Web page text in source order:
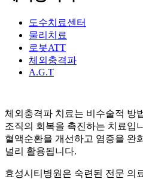
도수치료센터
물리치료
로봇ATT
체외충격파
A.G.T
체외충격파 치료는 비수술적 방
조직의 회복을 촉진하는 치료입
혈액순환을 개선하고 염증을 완
널리 활용됩니다.
효성시티병원은 숙련된 전문 의